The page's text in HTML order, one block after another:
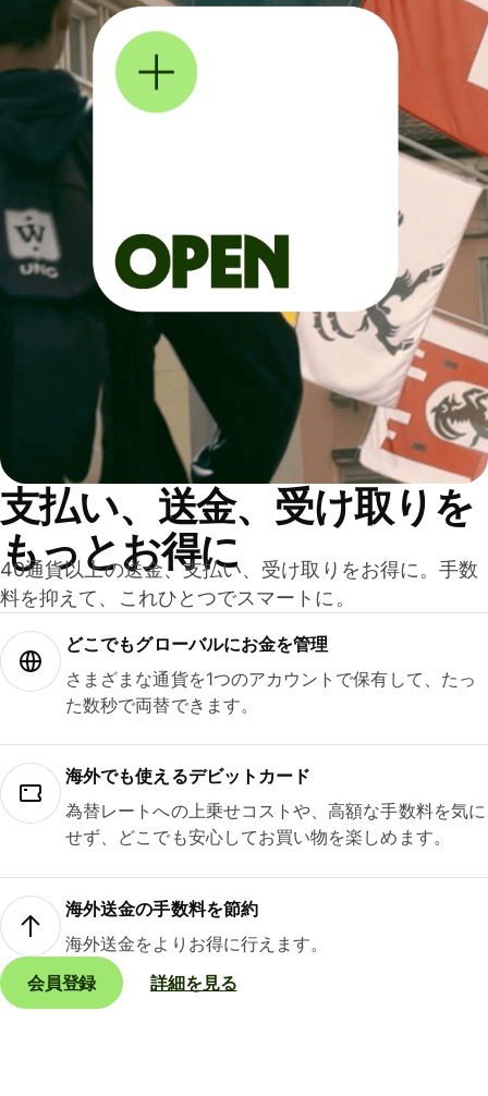
支払い、送金、受け取りを
もっとお得に
40通貨以上の送金、支払い、受け取りをお得に。手数
料を抑えて、これひとつでスマートに。
どこでもグ⁠ロ⁠ー⁠バ⁠ルにお金を管理
さまざまな通貨を1つのアカウントで保有して、たっ
た数秒で両替できます。
海外でも使えるデビットカード
為替レートへの上乗せコストや、高額な手数料を気に
せず、どこでも安心してお買い物を楽しめます。
海外送金の手数料を節約
海外送金をよりお得に行えます。
会員登録
詳細を見る